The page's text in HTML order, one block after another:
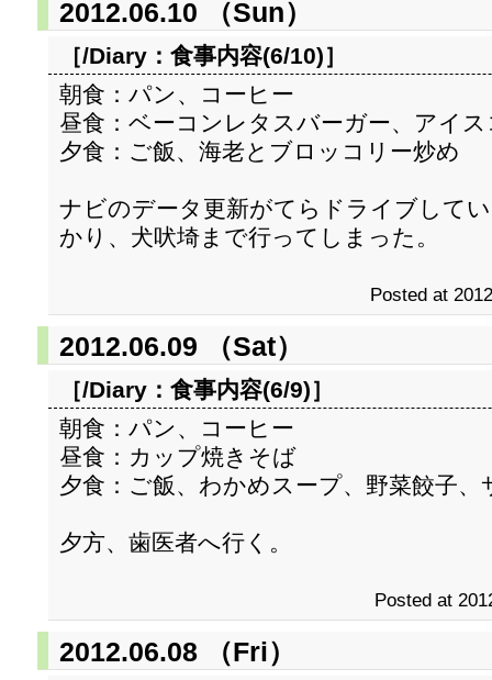
2012.06.10 （Sun）
［/Diary： 食事内容(6/10)］
朝食：パン、コーヒー
昼食：ベーコンレタスバーガー、アイ
夕食：ご飯、海老とブロッコリー炒め
ナビのデータ更新がてらドライブして
かり、犬吠埼まで行ってしまった。
Posted at
2012.06.09 （Sat）
［/Diary： 食事内容(6/9)］
朝食：パン、コーヒー
昼食：カップ焼きそば
夕食：ご飯、わかめスープ、野菜餃子
夕方、歯医者へ行く。
Posted at
2012.06.08 （Fri）